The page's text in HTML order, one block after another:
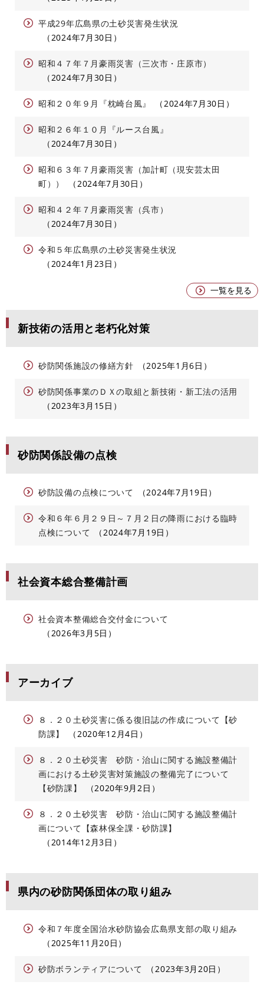
平成29年広島県の土砂災害発生状況
2024年7月30日
昭和４７年７月豪雨災害（三次市・庄原市）
2024年7月30日
昭和２０年９月『枕崎台風』 2024年7月30日
昭和２６年１０月『ルース台風』
2024年7月30日
昭和６３年７月豪雨災害（加計町（現安芸太田
町））
2024年7月30日
昭和４２年７月豪雨災害（呉市）
2024年7月30日
令和５年広島県の土砂災害発生状況
2024年1月23日
一覧を見る
新技術の活用と老朽化対策
砂防関係施設の修繕方針 2025年1月6日
砂防関係事業のＤＸの取組と新技術・新工法の活用
2023年3月15日
砂防関係設備の点検
砂防設備の点検について 2024年7月19日
令和６年６月２９日～７月２日の降雨における臨時
点検について
2024年7月19日
社会資本総合整備計画
社会資本整備総合交付金について
2026年3月5日
アーカイブ
８．２０土砂災害に係る復旧誌の作成について【砂
防課】
2020年12月4日
８．２０土砂災害 砂防・治山に関する施設整備計
画における土砂災害対策施設の整備完了について
【砂防課】
2020年9月2日
８．２０土砂災害 砂防・治山に関する施設整備計
画について【森林保全課・砂防課】
2014年12月3日
県内の砂防関係団体の取り組み
令和７年度全国治水砂防協会広島県支部の取り組み
2025年11月20日
砂防ボランティアについて 2023年3月20日